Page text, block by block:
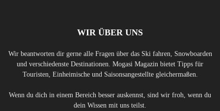
WIR ÜBER UNS
Wir beantworten dir gerne alle Fragen über das Ski fahren, Snowboarden
und verschiedenste Destinationen. Mogasi Magazin bietet Tipps für
Touristen, Einheimische und Saisonsangestellte gleichermaßen.
Wenn du dich in einem Bereich besser auskennst, sind wir froh, wenn du
dein Wissen mit uns teilst.